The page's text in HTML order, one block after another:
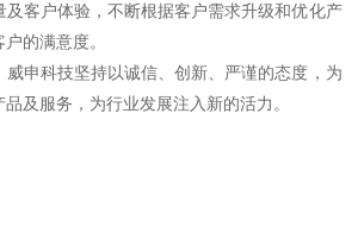
及客户体验，不断根据客户需求升级和优化产
的满意度。
威申科技坚持以诚信、创新、严谨的态度，为
及服务，为行业发展注入新的活力。